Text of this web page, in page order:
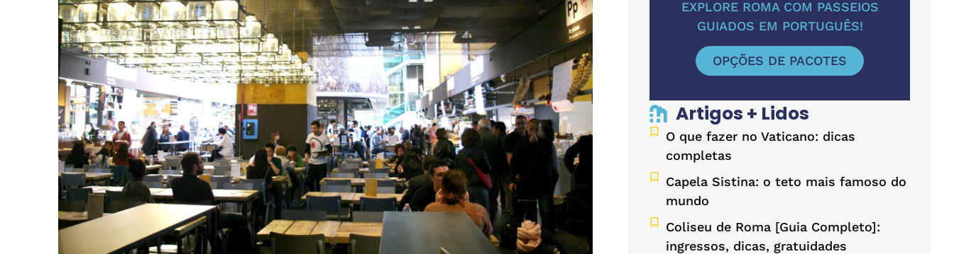
EXPLORE ROMA COM PASSEIOS
GUIADOS EM PORTUGUÊS!
OPÇÕES DE PACOTES
Artigos + Lidos
O que fazer no Vaticano: dicas
completas
Capela Sistina: o teto mais famoso do
mundo
Coliseu de Roma [Guia Completo]:
ingressos, dicas, gratuidades